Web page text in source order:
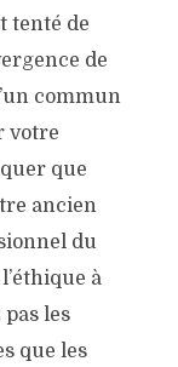
tenté de
de
commun
votre
que
ancien
du
à
les
que les